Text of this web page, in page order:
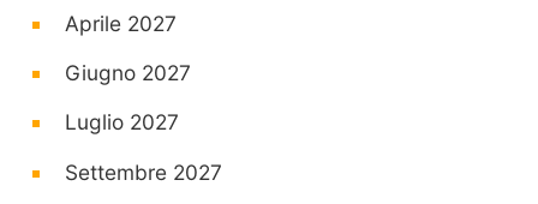
Aprile 2027
Giugno 2027
Luglio 2027
Settembre 2027